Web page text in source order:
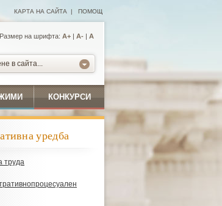
КАРТА НА САЙТА | ПОМОЩ
Размер на шрифта: А+ | A- | A
в сайта...
КОНКУРСИ
уредба
труда